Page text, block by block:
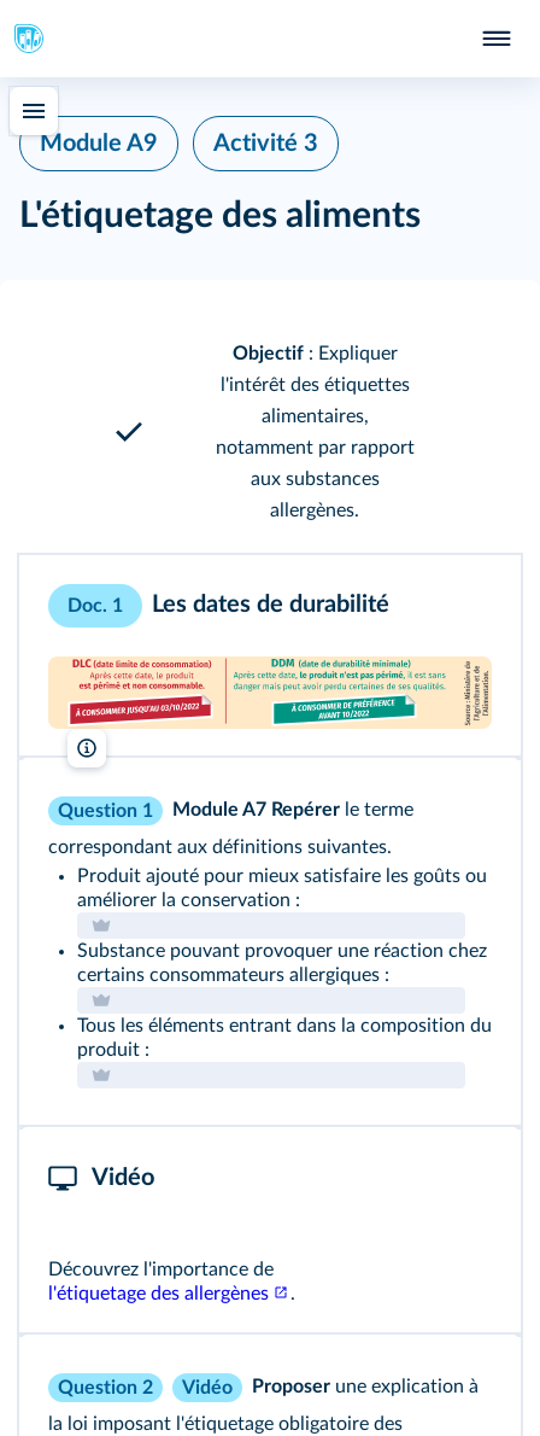
Module A9 Activité 3
L'étiquetage des aliments
Objectif: Expliquer
l'intérêt des étiquettes
alimentaires,
notamment par rapport
aux substances
allergènes.
Doc. 1 Les dates de durabilité
Question 1 Module A7 Repérer le terme
correspondant aux définitions suivantes.
Produit ajouté pour mieux satisfaire les goûts ou
améliorer la conservation :
Substance pouvant provoquer une réaction chez
certains consommateurs allergiques :
Tous les éléments entrant dans la composition du
produit :
Vidéo
Découvrez l'importance de
l'étiquetage des allergènes
.
Question 2 Vidéo Proposer une explication à
la loi imposant l'étiquetage obligatoire des